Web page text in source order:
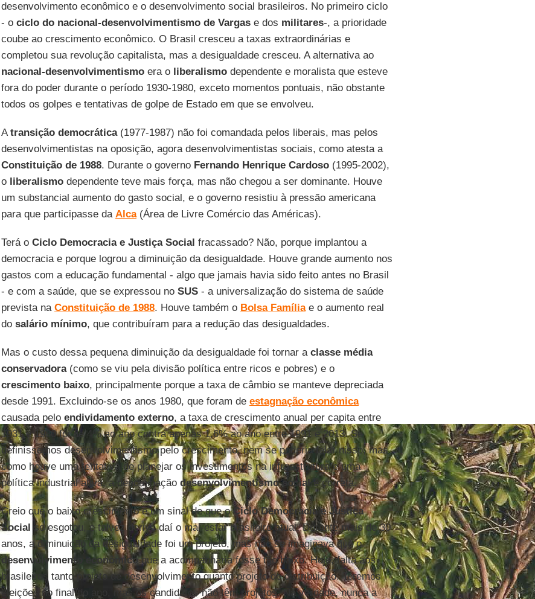
desenvolvimento econômico e o desenvolvimento social brasileiros. No primeiro ciclo
- o ciclo do nacional-desenvolvimentismo de Vargase dos militares-, a prioridade
coube ao crescimento econômico. O Brasil cresceu a taxas extraordinárias e
completou sua revolução capitalista, mas a desigualdade cresceu. A alternativa ao
nacional-desenvolvimentismoera o liberalismodependente e moralista que esteve
fora do poder durante o período 1930-1980, exceto momentos pontuais, não obstante
todos os golpes e tentativas de golpe de Estado em que se envolveu.
Atransição democrática(1977-1987) não foi comandada pelos liberais, mas pelos
desenvolvimentistas na oposição, agora desenvolvimentistas sociais, como atesta a
Constituição de 1988. Durante o governo Fernando Henrique Cardoso(1995-2002),
o liberalismodependente teve mais força, mas não chegou a ser dominante. Houve
um substancial aumento do gasto social, e o governo resistiu à pressão americana
para que participasse da Alca(Área de Livre Comércio das Américas).
Terá oCiclo Democracia e Justiça Social fracassado? Não, porque implantou a
democracia e porque logrou a diminuição da desigualdade. Houve grande aumento nos
gastos com a educação fundamental - algo que jamais havia sido feito antes no Brasil
- e com a saúde, que se expressou no SUS- a universalização do sistema de saúde
prevista na Constituição de 1988. Houve também o Bolsa Famíliae o aumento real
do salário mínimo, que contribuíram para a redução das desigualdades.
Mas o custo dessa pequena diminuição da desigualdade foi tornar a classe média
conservadora(como se viu pela divisão política entre ricos e pobres) e o
crescimento baixo, principalmente porque a taxa de câmbio se manteve depreciada
desde 1991. Excluindo-se os anos 1980, que foram de estagnação econômica
causada pelo endividamento externo, a taxa de crescimento anual per capita entre
1931 e 1980 foi de 4% ao ano contra apenas 1,6% ao ano entre 1991 e 2013. Se
definíssemos desenvolvimentismo pelo crescimento, nem se poderia falar nisso, mas
como houve uma tentativa de planejar os investimentos na infraestrutura e uma
política industrial ativa, a denominação desenvolvimentismo social é correta.
Creio que o baixo crescimento é um sinal de que oCiclo Democracia e Justiça
Social se esgotou, e talvez derive daí o mal-estar brasileiro atual. Durante mais de 30
anos, a diminuição da desigualdade foi um projeto, mas não se imaginava que o
desenvolvimento
econômicoque a acompanharia fosse tão baixo. Hoje, falta aos
brasileiros tanto projeto de desenvolvimento quanto projeto de distribuição. Teremos
eleições no final do ano, mas os candidatos não têm projetos. Na verdade, nunca a